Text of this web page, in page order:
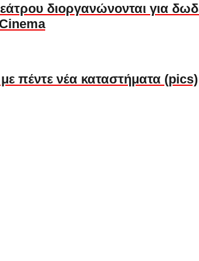
διοργανώνονται για
πέντε νέα καταστήματα (pics)